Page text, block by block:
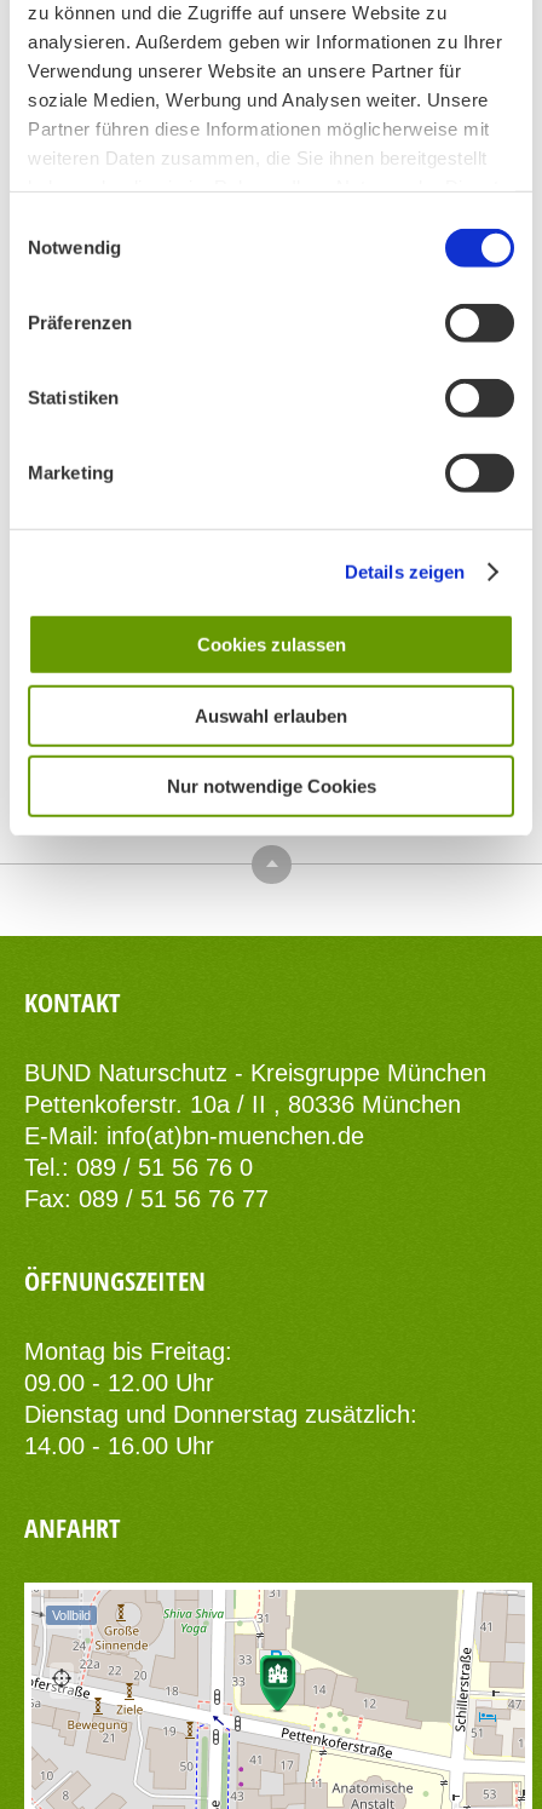
zu können und die Zugriffe auf unsere Website zu
analysieren. Außerdem geben wir Informationen zu Ihrer
Verwendung unserer Website an unsere Partner für
soziale Medien, Werbung und Analysen weiter. Unsere
Partner führen diese Informationen möglicherweise mit
weiteren Daten zusammen, die Sie ihnen bereitgestellt
Notwendig
Präferenzen
Statistiken
Marketing
Details zeigen
Cookies zulassen
Auswahl erlauben
Nur notwendige Cookies
Ankündigung Jahres-Mitgliederversammlung
2026
BN MÜNCHEN AUF SOCIAL MEDIA
AKTIV IN STADT UND LANDKREIS MÜNCHEN:
Top
KONTAKT
BUND Naturschutz - Kreisgruppe München
Pettenkoferstr. 10a / II , 80336 München
E-Mail: info(at)bn-muenchen.de
Tel.: 089 / 51 56 76 0
Fax: 089 / 51 56 76 77
ÖFFNUNGSZEITEN
Montag bis Freitag:
09.00 - 12.00 Uhr
Dienstag und Donnerstag zusätzlich:
14.00 - 16.00 Uhr
ANFAHRT
Vollbild